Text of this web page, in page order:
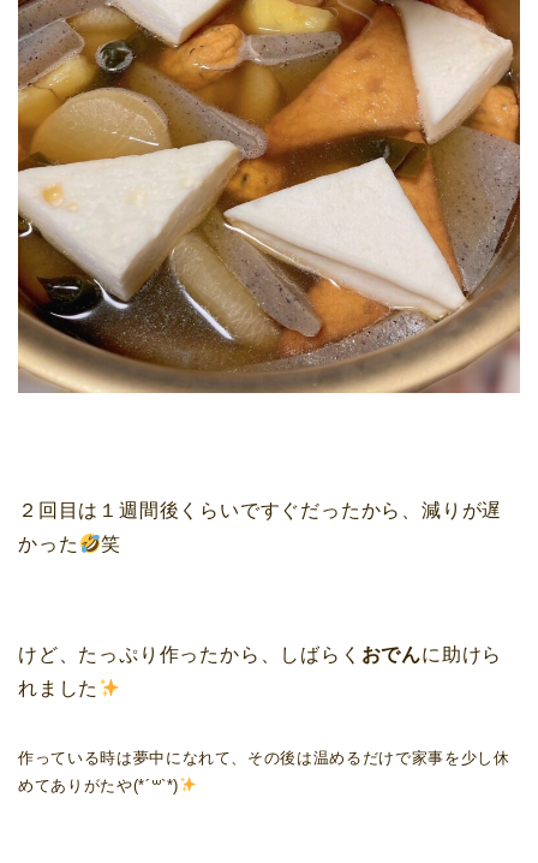
２回目は１週間後くらいですぐだったから、減りが遅
かった
笑
けど、たっぷり作ったから、しばらく おでんに助けら
れました
作っている時は夢中になれて、その後は温めるだけで家事を少し休
めてありがたや(*´꒳`*)